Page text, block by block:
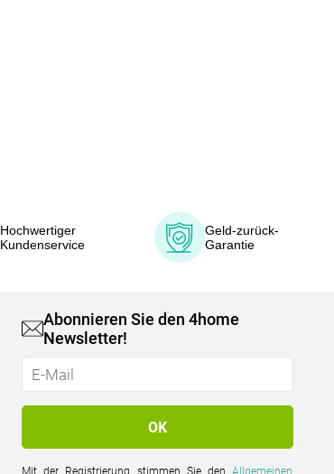
Hochwertiger
Kundenservice
Geld-zurück-
Garantie
Abonnieren Sie den 4home
Newsletter!
Mit der Registrierung stimmen Sie denAllgemeinen